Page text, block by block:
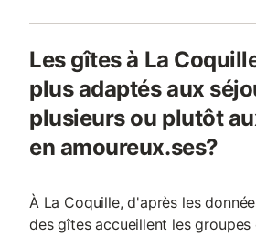
Les gîtes à La
plus adaptés aux
plusieurs ou plutôt
en amoureux.ses?
À La Coquille, d'après les
des gîtes accueillent les